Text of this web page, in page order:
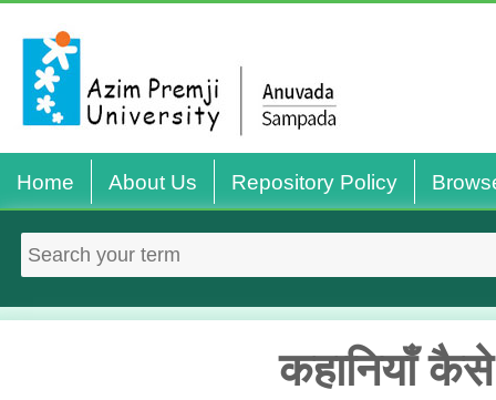
Home About Us Repository Policy
कहानियाँ